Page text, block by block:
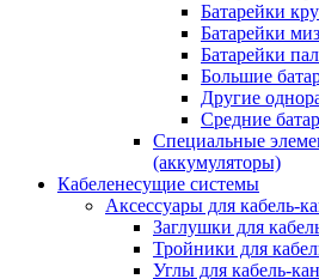
Батарейки
Батарейки
Батарейки
Большие
Другие
Средние
Специальные
(аккумуляторы)
Кабеленесущие системы
Аксессуары для кабель-
Заглушки для
Тройники для
Углы для кабель-